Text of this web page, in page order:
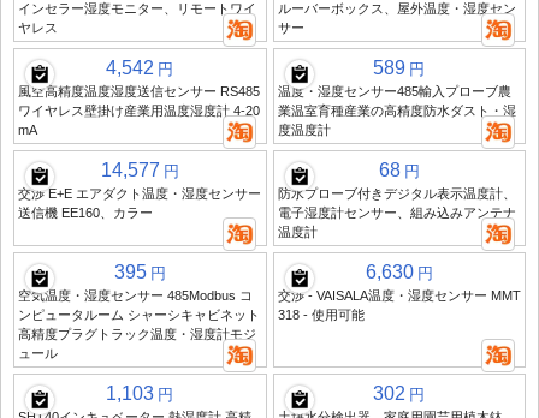
インセラー湿度モニター、リモートワイ
ヤレス
ルーバーボックス、屋外温度・湿度セン
サー
4,542 円
風空高精度温度湿度送信センサー RS485
ワイヤレス壁掛け産業用温度湿度計 4-20
mA
589 円
温度・湿度センサー485輸入プローブ農
業温室育種産業の高精度防水ダスト・湿
度温度計
14,577 円
交渉 E+E エアダクト温度・湿度センサー
送信機 EE160、カラー
68 円
防水プローブ付きデジタル表示温度計、
電子湿度計センサー、組み込みアンテナ
温度計
395 円
空気温度・湿度センサー 485Modbus コ
ンピュータルーム シャーシキャビネット
高精度プラグトラック温度・湿度計モジ
ュール
6,630 円
交渉 - VAISALA温度・湿度センサー MMT
318 - 使用可能
1,103 円 302 円